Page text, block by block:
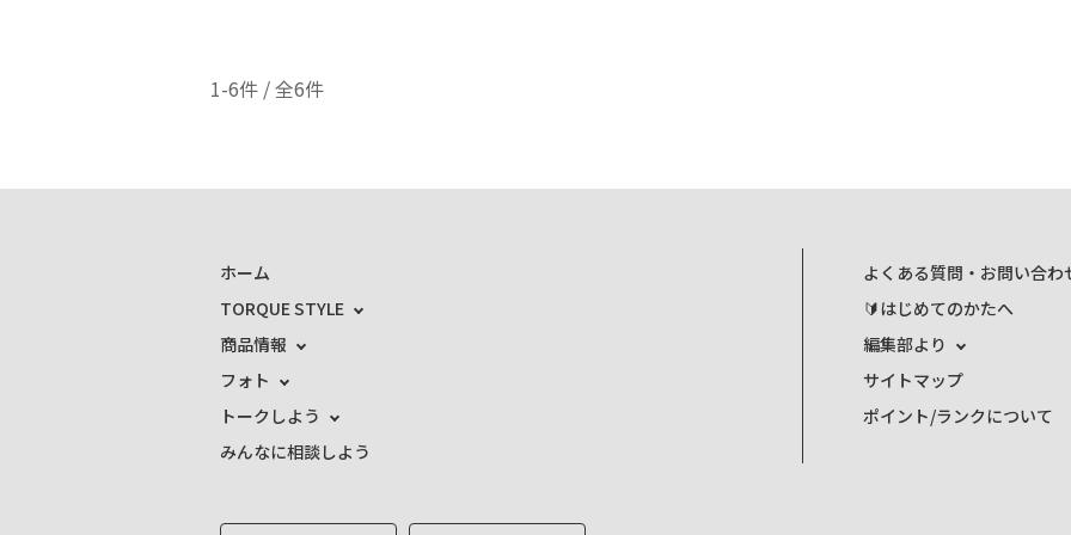
1-6件 / 全6件
ホーム
TORQUE STYLE
商品情報
フォト
トークしよう
みんなに相談しよう
よくある質問・お問い合わ
🔰はじめてのかたへ
編集部より
サイトマップ
ポイント/ランクについて